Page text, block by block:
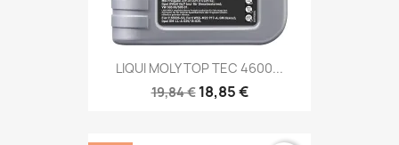
LIQUI MOLY TOP TEC 4600...
19,84 € 18,85 €